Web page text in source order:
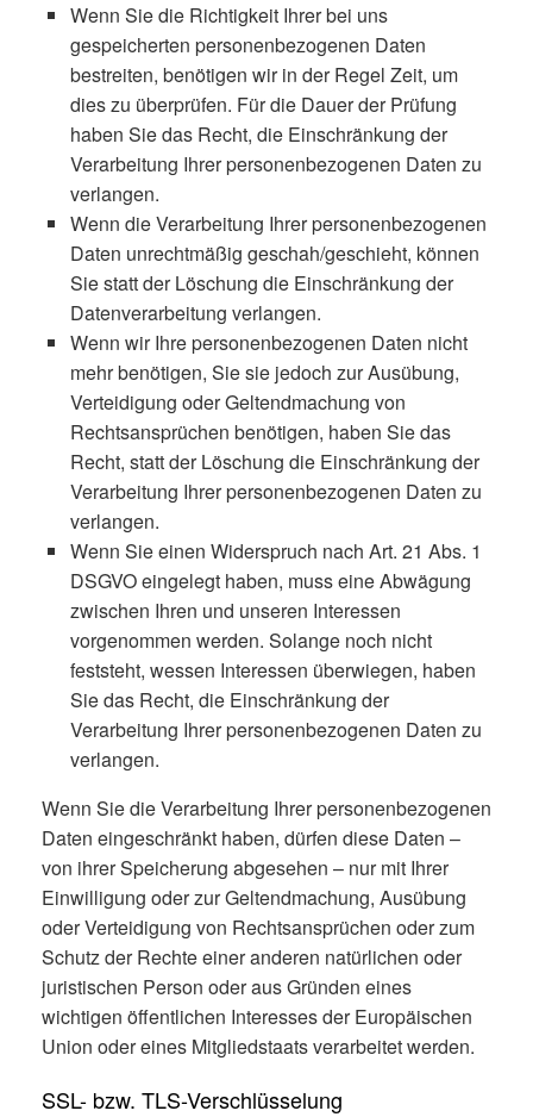
Wenn Sie die Richtigkeit Ihrer bei uns
gespeicherten personenbezogenen Daten
bestreiten, benötigen wir in der Regel Zeit, um
dies zu überprüfen. Für die Dauer der Prüfung
haben Sie das Recht, die Einschränkung der
Verarbeitung Ihrer personenbezogenen Daten zu
verlangen.
Wenn die Verarbeitung Ihrer personenbezogenen
Daten unrechtmäßig geschah/geschieht, können
Sie statt der Löschung die Einschränkung der
Datenverarbeitung verlangen.
Wenn wir Ihre personenbezogenen Daten nicht
mehr benötigen, Sie sie jedoch zur Ausübung,
Verteidigung oder Geltendmachung von
Rechtsansprüchen benötigen, haben Sie das
Recht, statt der Löschung die Einschränkung der
Verarbeitung Ihrer personenbezogenen Daten zu
verlangen.
Wenn Sie einen Widerspruch nach Art. 21 Abs. 1
DSGVO eingelegt haben, muss eine Abwägung
zwischen Ihren und unseren Interessen
vorgenommen werden. Solange noch nicht
feststeht, wessen Interessen überwiegen, haben
Sie das Recht, die Einschränkung der
Verarbeitung Ihrer personenbezogenen Daten zu
verlangen.
Wenn Sie die Verarbeitung Ihrer personenbezogenen
Daten eingeschränkt haben, dürfen diese Daten –
von ihrer Speicherung abgesehen – nur mit Ihrer
Einwilligung oder zur Geltendmachung, Ausübung
oder Verteidigung von Rechtsansprüchen oder zum
Schutz der Rechte einer anderen natürlichen oder
juristischen Person oder aus Gründen eines
wichtigen öffentlichen Interesses der Europäischen
Union oder eines Mitgliedstaats verarbeitet werden.
SSL- bzw. TLS-Verschlüsselung